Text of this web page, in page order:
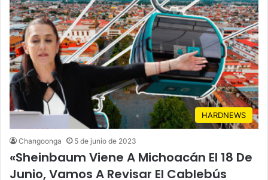
HARDNEWS
Changoonga 5 de junio de 2023
«Sheinbaum Viene A Michoacán El 18 De
Junio, Vamos A Revisar El Cablebús